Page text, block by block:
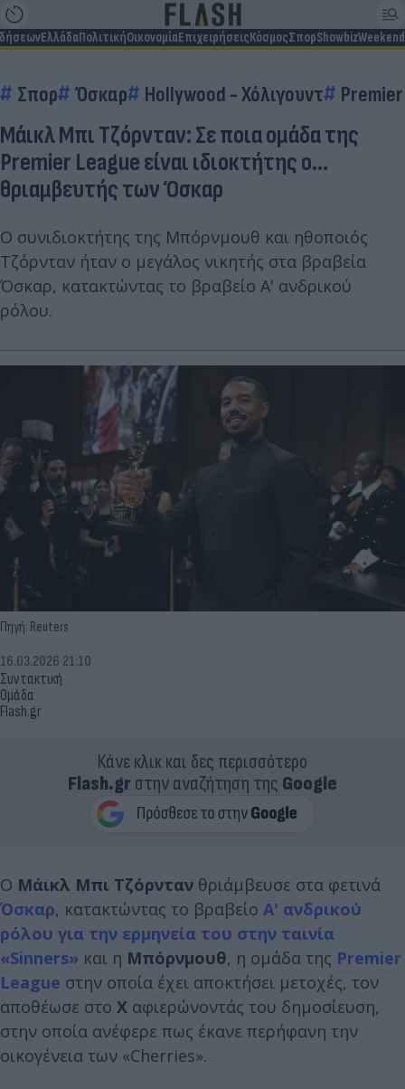
ΕλλάδαΠολιτικήΟικονομίαΕπιχειρήσειςΚόσμοςΣπορShowbizWeekend
Σπορ Όσκαρ Hollywood - Χόλιγουντ
Μάικλ Μπι Τζόρνταν: Σε ποια ομάδα της
Premier League είναι ιδιοκτήτης ο...
θριαμβευτής των Όσκαρ
Ο συνιδιοκτήτης της Μπόρνμουθ και ηθοποιός
Τζόρνταν ήταν ο μεγάλος νικητής στα βραβεία
Όσκαρ, κατακτώντας το βραβείο Α' ανδρικού
ρόλου.
Πηγή: Reuters
Συντακτική
Ομάδα
Flash.gr
16.03.2026 21:10
Κάνε κλικ και δες περισσότερο
Flash.grστην αναζήτηση της Google
Ο Μάικλ Μπι Τζόρνταν θριάμβευσε στα φετινά
Όσκαρ, κατακτώντας το βραβείο Α' ανδρικού
ρόλου για την ερμηνεία του στην ταινία
«Sinners» και η Μπόρνμουθ, η ομάδα της Premier
League στην οποία έχει αποκτήσει μετοχές, τον
αποθέωσε στο X αφιερώνοντάς του δημοσίευση,
στην οποία ανέφερε πως έκανε περήφανη την
οικογένεια των «Cherries».